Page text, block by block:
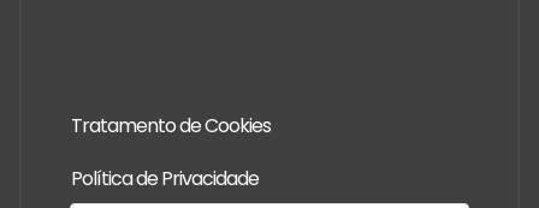
Tratamento de Cookies
Política de Privacidade